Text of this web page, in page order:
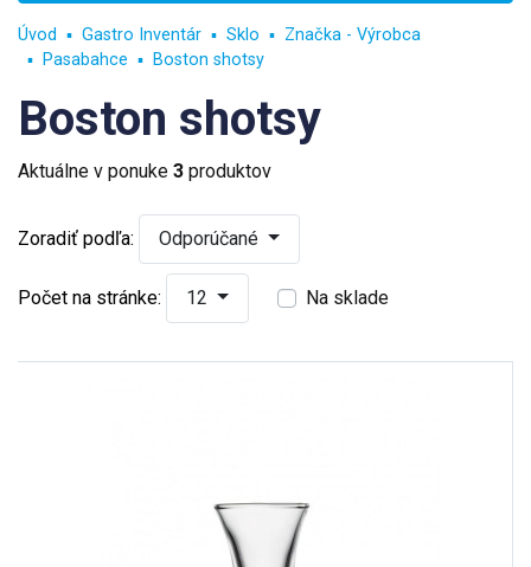
Úvod Gastro Inventár Sklo
Značka - Výrobca
Pasabahce
Boston shotsy
Boston shotsy
Aktuálne v ponuke 3 produktov
Zoradiť podľa: Odporúčané
Počet na stránke: 12 Na sklade